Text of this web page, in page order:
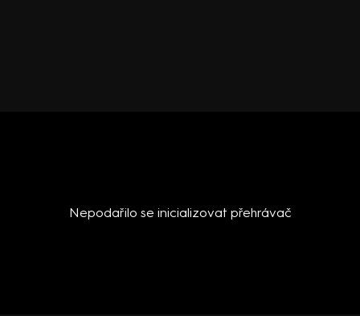
Nepodařilo se inicializovat přehrávač